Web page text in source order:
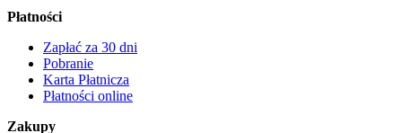
Płatności
Zapłać za 30 dni
Pobranie
Karta Płatnicza
Płatności online
Zakupy